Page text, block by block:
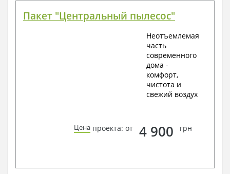
Пакет "Центральный пылесос"
Неотъемлемая
часть
современного
дома -
комфорт,
чистота и
свежий воздух
Цена проекта: от 4 900 грн